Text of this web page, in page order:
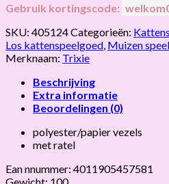
Gebruik kortingscode:
SKU: 405124Categorieën:
Los kattenspeelgoed Muizen
Merknaam: Trixie
Beschrijving
Extra informatie
Beoordelingen (0)
polyester/papier vezels
met ratel
Ean nnummer: 4011905457581
Gewicht: 100